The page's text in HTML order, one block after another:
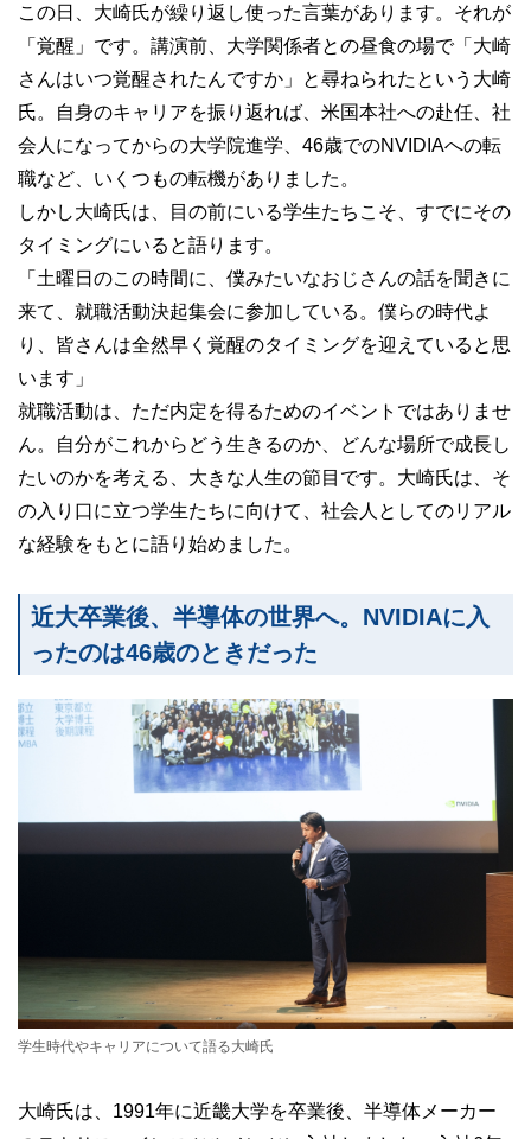
この日、大崎氏が繰り返し使った言葉があります。それが
「覚醒」です。講演前、大学関係者との昼食の場で「大崎
さんはいつ覚醒されたんですか」と尋ねられたという大崎
氏。自身のキャリアを振り返れば、米国本社への赴任、社
会人になってからの大学院進学、46歳でのNVIDIAへの転
職など、いくつもの転機がありました。
しかし大崎氏は、目の前にいる学生たちこそ、すでにその
タイミングにいると語ります。
「土曜日のこの時間に、僕みたいなおじさんの話を聞きに
来て、就職活動決起集会に参加している。僕らの時代よ
り、皆さんは全然早く覚醒のタイミングを迎えていると思
います」
就職活動は、ただ内定を得るためのイベントではありませ
ん。自分がこれからどう生きるのか、どんな場所で成長し
たいのかを考える、大きな人生の節目です。大崎氏は、そ
の入り口に立つ学生たちに向けて、社会人としてのリアル
な経験をもとに語り始めました。
近大卒業後、半導体の世界へ。NVIDIAに入
ったのは46歳のときだった
学生時代やキャリアについて語る大崎氏
大崎氏は、1991年に近畿大学を卒業後、半導体メーカー